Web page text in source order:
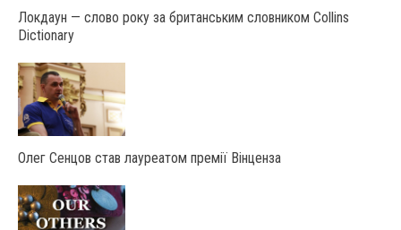
Локдаун — слово року за британським словником Collins
Dictionary
Олег Сенцов став лауреатом премії Вінценза